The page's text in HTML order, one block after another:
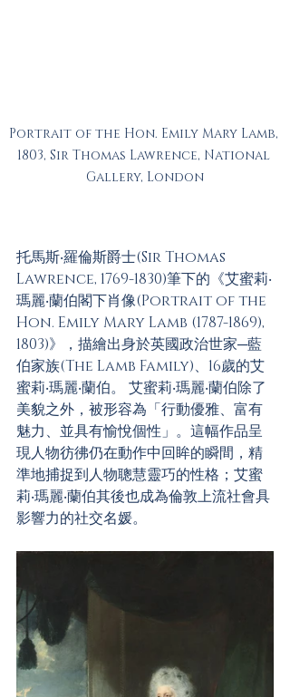
Portrait of the Hon. Emily Mary Lamb,
1803, Sir Thomas Lawrence, National
Gallery, London
托馬斯‧羅倫斯爵士(Sir Thomas
Lawrence, 1769-1830)筆下的《艾蜜莉‧
瑪麗‧蘭伯閣下肖像(Portrait of the
Hon. Emily Mary Lamb (1787-1869),
1803)》，描繪出身於英國政治世家─藍
伯家族(The Lamb Family)、16歲的艾
蜜莉‧瑪麗‧蘭伯。 艾蜜莉‧瑪麗‧蘭伯除了
美貌之外，被形容為「行動優雅、富有
魅力、並具有愉悅個性」。這幅作品呈
現人物彷彿仍在動作中回眸的瞬間，精
準地捕捉到人物聰慧靈巧的性格；艾蜜
莉‧瑪麗‧蘭伯其後也成為倫敦上流社會具
影響力的社交名媛。